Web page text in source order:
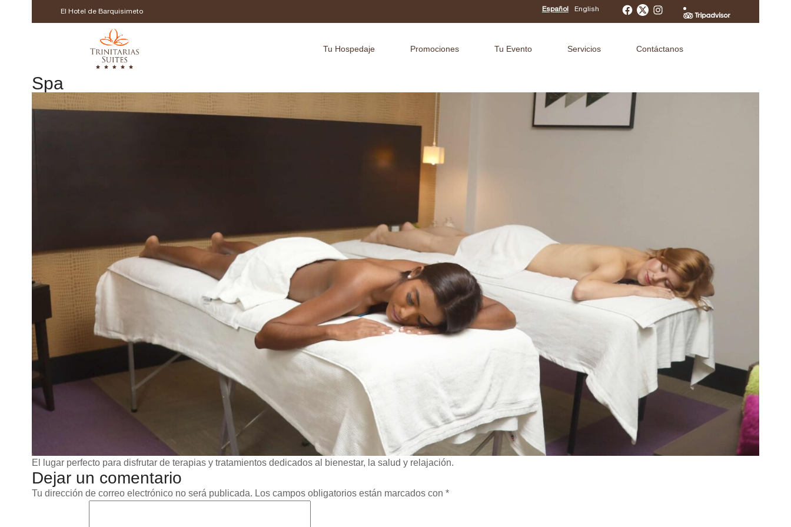
El Hotel de Barquisimeto Español English
Facebook Instagram
Tu Hospedaje Promociones Tu Evento Servicios Contáctanos
Spa
El lugar perfecto para disfrutar de terapias y tratamientos dedicados al bienestar, la salud y relajación.
Dejar un comentario
Tu dirección de correo electrónico no será publicada. Los campos obligatorios están marcados con *